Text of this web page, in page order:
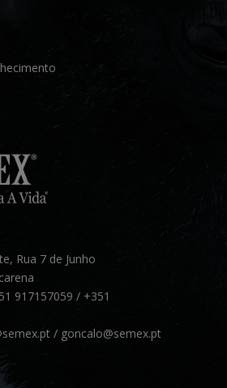
Rua 7 de Junho
917157059 / +351
/ goncalo@semex.pt